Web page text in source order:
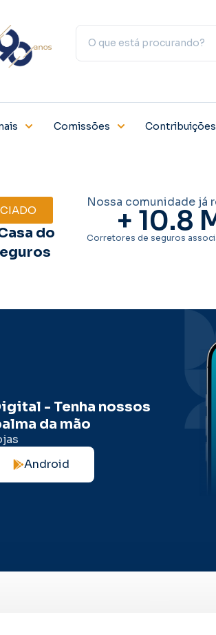
Comissões Contribuições
do
Nossa comunidade já
+ 10.8
Corretores de seguros
- Tenha nossos
da mão
Android